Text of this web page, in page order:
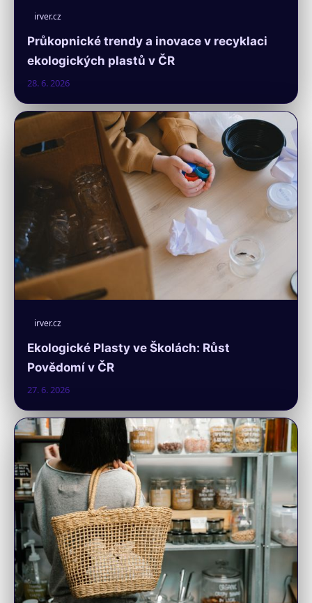
irver.cz
Průkopnické trendy a inovace v recyklaci
ekologických plastů v ČR
28. 6. 2026
irver.cz
Ekologické Plasty ve Školách: Růst
Povědomí v ČR
27. 6. 2026